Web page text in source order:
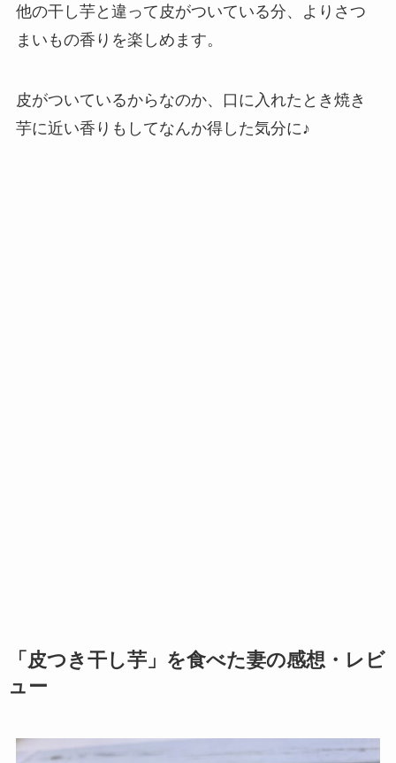
他の干し芋と違って皮がついている分、よりさつ
まいもの香りを楽しめます。
皮がついているからなのか、口に入れたとき焼き
芋に近い香りもしてなんか得した気分に♪
「皮つき干し芋」を食べた妻の感想・レビ
ュー